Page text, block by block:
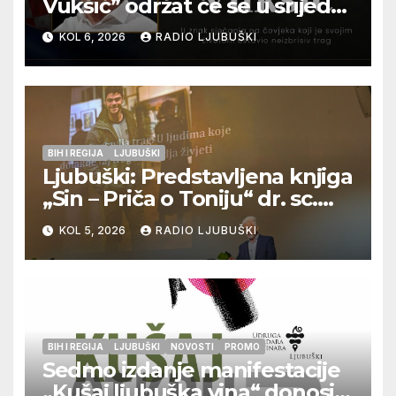
Vukšić” održat će se u srijedu
12. kolovoza u Otoku
KOL 6, 2026 RADIO LJUBUŠKI
BIH I REGIJA LJUBUŠKI
Ljubuški: Predstavljena knjiga
„Sin – Priča o Toniju“ dr. sc.
Zdenka Hercega
KOL 5, 2026 RADIO LJUBUŠKI
BIH I REGIJA LJUBUŠKI NOVOSTI PROMO
Sedmo izdanje manifestacije